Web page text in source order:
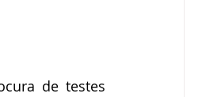
de testes